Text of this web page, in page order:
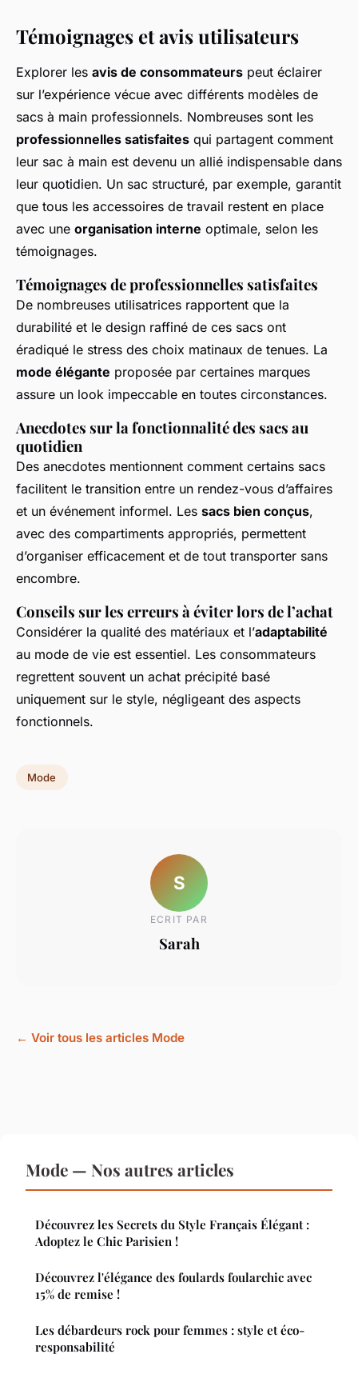
Témoignages et avis utilisateurs
Explorer les avis de consommateurs peut éclairer
sur l’expérience vécue avec différents modèles de
sacs à main professionnels. Nombreuses sont les
professionnelles satisfaites qui partagent comment
leur sac à main est devenu un allié indispensable dans
leur quotidien. Un sac structuré, par exemple, garantit
que tous les accessoires de travail restent en place
avec une organisation interne optimale, selon les
témoignages.
Témoignages de professionnelles satisfaites
De nombreuses utilisatrices rapportent que la
durabilité et le design raffiné de ces sacs ont
éradiqué le stress des choix matinaux de tenues. La
mode élégante proposée par certaines marques
assure un look impeccable en toutes circonstances.
Anecdotes sur la fonctionnalité des sacs au
quotidien
Des anecdotes mentionnent comment certains sacs
facilitent le transition entre un rendez-vous d’affaires
et un événement informel. Les sacs bien conçus,
avec des compartiments appropriés, permettent
d’organiser efficacement et de tout transporter sans
encombre.
Conseils sur les erreurs à éviter lors de l’achat
Considérer la qualité des matériaux et l’adaptabilité
au mode de vie est essentiel. Les consommateurs
regrettent souvent un achat précipité basé
uniquement sur le style, négligeant des aspects
fonctionnels.
Mode
S
ECRIT PAR
Sarah
← Voir tous les articles Mode
Mode — Nos autres articles
Découvrez les Secrets du Style Français Élégant :
Adoptez le Chic Parisien !
Découvrez l'élégance des foulards foularchic avec
15% de remise !
Les débardeurs rock pour femmes : style et éco-
responsabilité